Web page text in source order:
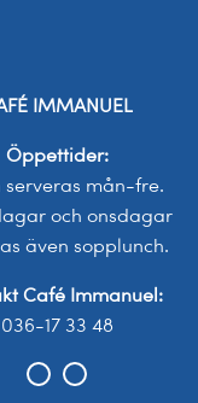
IMMANUEL
Öppettider:
serveras mån-fre.
och onsdagar
även sopplunch.
Café Immanuel:
036-17 33 48